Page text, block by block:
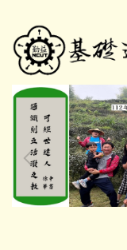
到
主
內